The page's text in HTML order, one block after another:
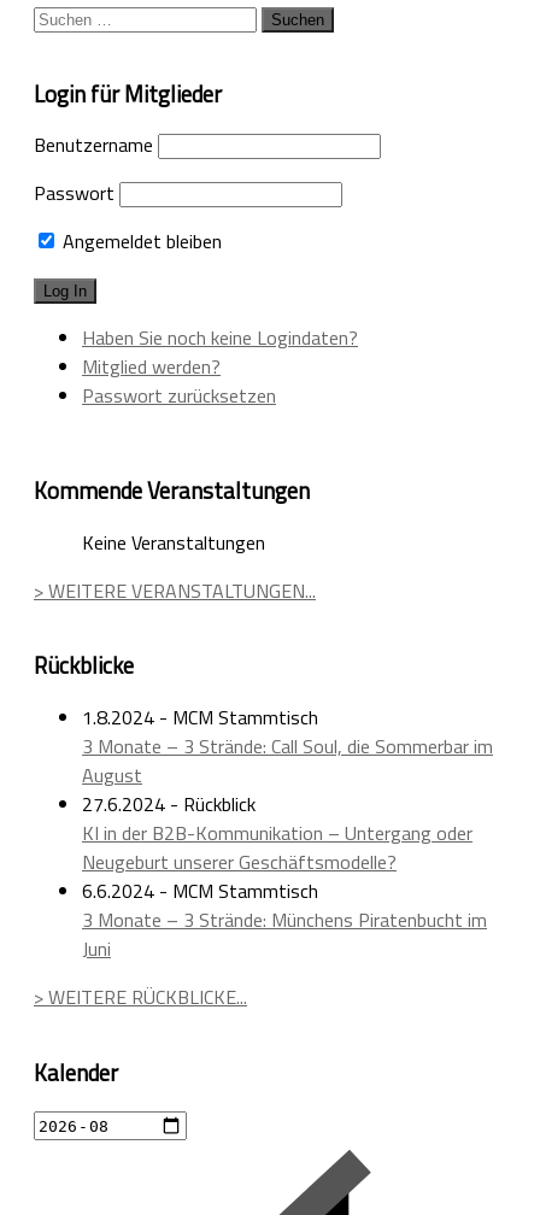
Suchen
Login für Mitglieder
Benutzername
Passwort
Angemeldet bleiben
Haben Sie noch keine Logindaten?
Mitglied werden?
Passwort zurücksetzen
Kommende Veranstaltungen
Keine Veranstaltungen
> WEITERE VERANSTALTUNGEN...
Rückblicke
1.8.2024 - MCM Stammtisch
3 Monate – 3 Strände: Call Soul, die Sommerbar im
August
27.6.2024 - Rückblick
KI in der B2B-Kommunikation – Untergang oder
Neugeburt unserer Geschäftsmodelle?
6.6.2024 - MCM Stammtisch
3 Monate – 3 Strände: Münchens Piratenbucht im
Juni
> WEITERE RÜCKBLICKE...
Kalender